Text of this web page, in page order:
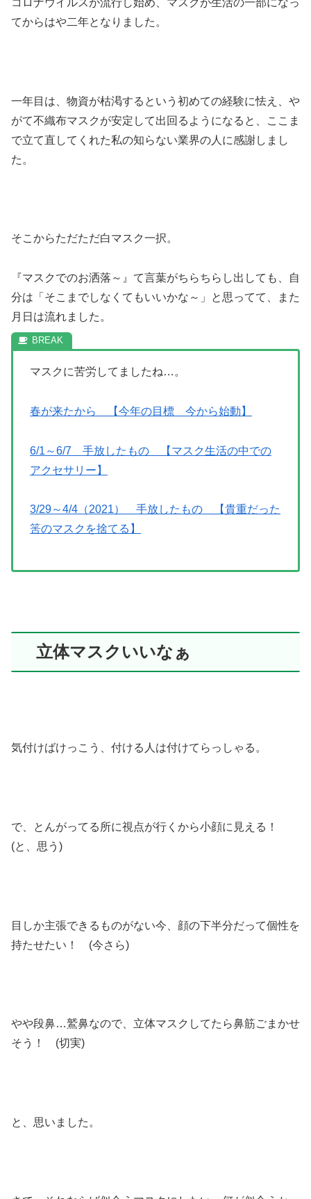
コロナウイルスが流行し始め、マスクが生活の一部になっ
てからはや二年となりました。
一年目は、物資が枯渇するという初めての経験に怯え、や
がて不織布マスクが安定して出回るようになると、ここま
で立て直してくれた私の知らない業界の人に感謝しまし
た。
そこからただただ白マスク一択。
『マスクでのお洒落～』て言葉がちらちらし出しても、自
分は「そこまでしなくてもいいかな～」と思ってて、また
月日は流れました。
マスクに苦労してましたね…。
春が来たから 【今年の目標 今から始動】
6/1～6/7 手放したもの 【マスク生活の中での
アクセサリー】
3/29～4/4（2021） 手放したもの 【貴重だった
筈のマスクを捨てる】
立体マスクいいなぁ
気付けばけっこう、付ける人は付けてらっしゃる。
で、とんがってる所に視点が行くから小顔に見える！
(と、思う)
目しか主張できるものがない今、顔の下半分だって個性を
持たせたい！ (今さら)
やや段鼻…鷲鼻なので、立体マスクしてたら鼻筋ごまかせ
そう！ (切実)
と、思いました。